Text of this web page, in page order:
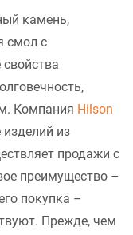
камень,
смол с
Компания Hilson
изделий из
продажи с
преимущество –
покупка –
Прежде, чем